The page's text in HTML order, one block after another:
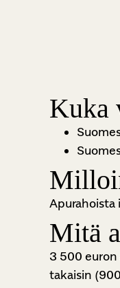
Kuka
Apurahoista
Mitä
3 500 euron
takaisin